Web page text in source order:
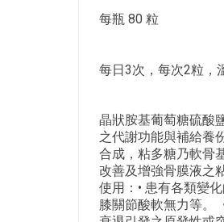
每瓶 80 粒
每日3次，每次2粒，
晶狀胺基葡萄糖硫酸
之代謝功能與補給養
合成，粘多糖乃軟骨
改善及增強骨膜液之
使用：• 患有各類變
膝關節酸軟無力等。